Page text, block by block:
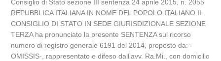
Consiglio di Stato sezione III sentenza 24 aprile 2015, n. 2055
REPUBBLICA ITALIANA IN NOME DEL POPOLO ITALIANO IL
CONSIGLIO DI STATO IN SEDE GIURISDIZIONALE SEZIONE
TERZA ha pronunciato la presente SENTENZA sul ricorso
numero di registro generale 6191 del 2014, proposto da: -
OMISSIS-, rappresentato e difeso dall’avv. Ra.Mi., con domicilio